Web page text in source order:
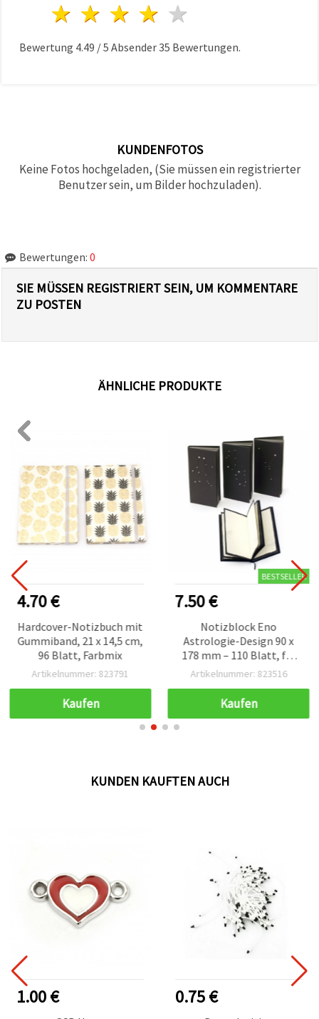
4 Sterne
3 Sterne
2 Sterne
1 Stern
Bewertung 4.49 /5 Absender35 Bewertungen.
KUNDENFOTOS
Keine Fotos hochgeladen, (Sie müssen ein registrierter
Benutzer sein, um Bilder hochzuladen).
Bewertungen: 0
SIE MÜSSEN REGISTRIERT SEIN, UM KOMMENTARE
ZU POSTEN
ÄHNLICHE PRODUKTE
4.70 €
Hardcover-Notizbuch mit
Gummiband, 21 x 14,5 cm,
96 Blatt, Farbmix
Artikelnummer: 823791
Kaufen
BESTSELLER
7.50 €
Notizblock Eno
Astrologie-Design 90 x
178 mm – 110 Blatt, für
Basteln & Scrapbooking
Artikelnummer: 823516
Kaufen
KUNDEN KAUFTEN AUCH
1.00 € 0.75 €